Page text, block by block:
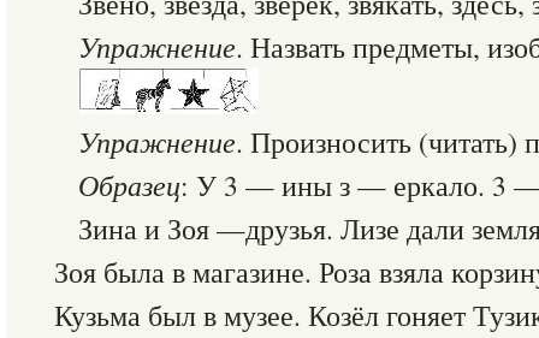
Упражнение. Назвать предметы,
Упражнение. Произносить (читать)
Образец: У 3 — ины з — еркало. 3
Зина и Зоя —друзья. Лизе дали
Зоя была в магазине. Роза взяла
Кузьма был в музее. Козёл гоняет